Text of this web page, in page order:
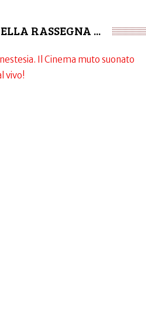
RASSEGNA ...
Il Cinema muto suonato
vivo!